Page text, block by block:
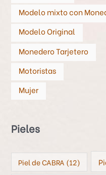
Modelo mixto con
Modelo Original
Monedero Tarjetero
Motoristas
Mujer
Pieles
Piel de CABRA (12)